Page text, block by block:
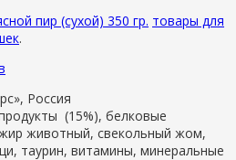
пир (сухой) 350 гр. товары для
.
Россия
(15%), белковые
животный, свекольный жом,
таурин, витамины, минеральные